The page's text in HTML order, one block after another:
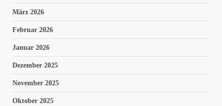
März 2026
Februar 2026
Januar 2026
Dezember 2025
November 2025
Oktober 2025